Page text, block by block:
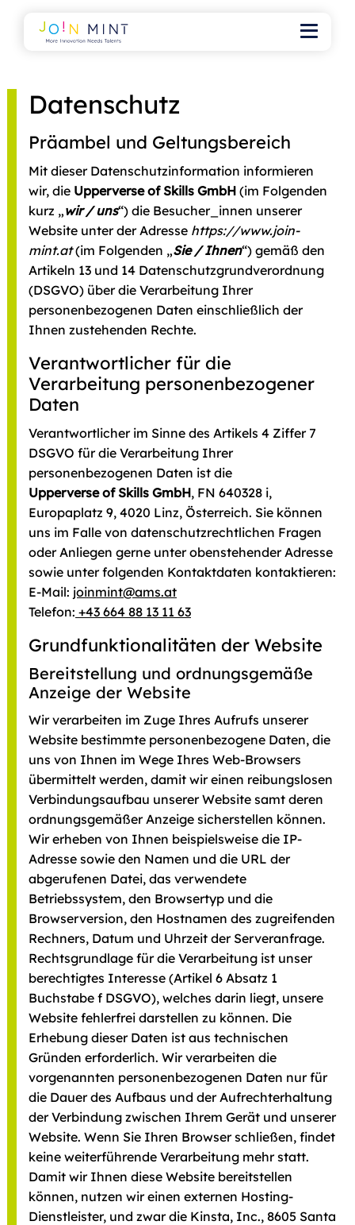
Datenschutz
Präambel und Geltungsbereich
Mit dieser Datenschutzinformation informieren
wir, die Upperverse of Skills GmbH (im Folgenden
kurz „wir / uns“) die Besucher_innen unserer
Website unter der Adresse https://www.join-
mint.at(im Folgenden „Sie / Ihnen“) gemäß den
Artikeln 13 und 14 Datenschutzgrundverordnung
(DSGVO) über die Verarbeitung Ihrer
personenbezogenen Daten einschließlich der
Ihnen zustehenden Rechte.
Verantwortlicher für die
Verarbeitung personenbezogener
Daten
Verantwortlicher im Sinne des Artikels 4 Ziffer 7
DSGVO für die Verarbeitung Ihrer
personenbezogenen Daten ist die
Upperverse of Skills GmbH, FN 640328 i,
Europaplatz 9, 4020 Linz, Österreich. Sie können
uns im Falle von datenschutzrechtlichen Fragen
oder Anliegen gerne unter obenstehender Adresse
sowie unter folgenden Kontaktdaten kontaktieren:
E-Mail: joinmint@ams.at
Telefon: +43 664 88 13 11 63
Grundfunktionalitäten der Website
Bereitstellung und ordnungsgemäße
Anzeige der Website
Wir verarbeiten im Zuge Ihres Aufrufs unserer
Website bestimmte personenbezogene Daten, die
uns von Ihnen im Wege Ihres Web-Browsers
übermittelt werden, damit wir einen reibungslosen
Verbindungsaufbau unserer Website samt deren
ordnungsgemäßer Anzeige sicherstellen können.
Wir erheben von Ihnen beispielsweise die IP-
Adresse sowie den Namen und die URL der
abgerufenen Datei, das verwendete
Betriebssystem, den Browsertyp und die
Browserversion, den Hostnamen des zugreifenden
Rechners, Datum und Uhrzeit der Serveranfrage.
Rechtsgrundlage für die Verarbeitung ist unser
berechtigtes Interesse (Artikel 6 Absatz 1
Buchstabe f DSGVO), welches darin liegt, unsere
Website fehlerfrei darstellen zu können. Die
Erhebung dieser Daten ist aus technischen
Gründen erforderlich. Wir verarbeiten die
vorgenannten personenbezogenen Daten nur für
die Dauer des Aufbaus und der Aufrechterhaltung
der Verbindung zwischen Ihrem Gerät und unserer
Website. Wenn Sie Ihren Browser schließen, findet
keine weiterführende Verarbeitung mehr statt.
Damit wir Ihnen diese Website bereitstellen
können, nutzen wir einen externen Hosting-
Dienstleister, und zwar die Kinsta, Inc., 8605 Santa